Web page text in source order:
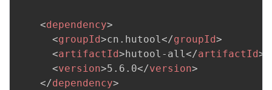
<dependency>
<groupId>cn.hutool</groupId>
<artifactId> hutool-all</artifactId>
<version>5.6.0</version>
</dependency>